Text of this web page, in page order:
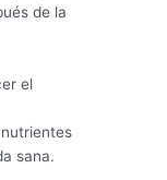
de la
el
nutrientes
sana.